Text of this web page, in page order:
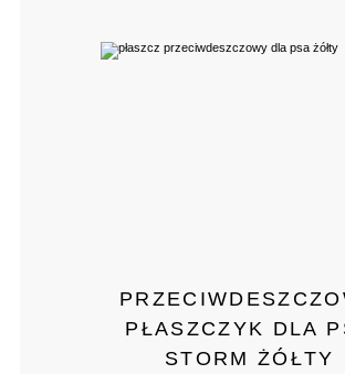
PŁASZCZYK DLA
STORM ŻÓŁTY